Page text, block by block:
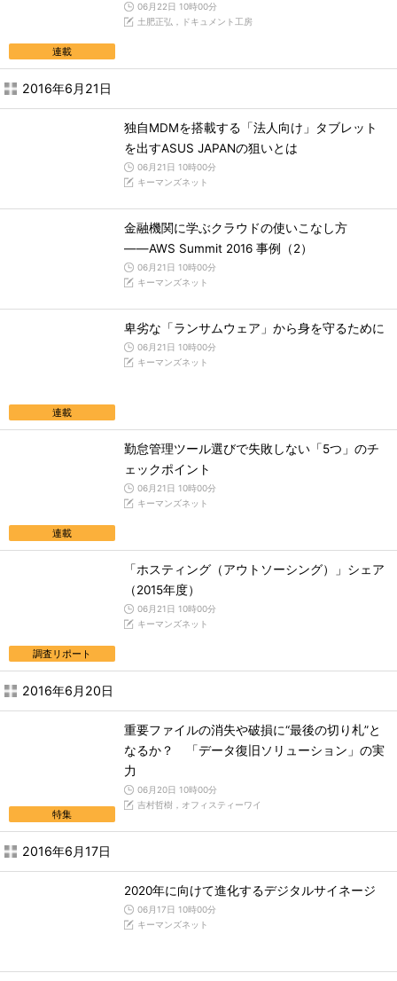
連載
06月22日 10時00分
土肥正弘，ドキュメント工房
2016年6月21日
独自MDMを搭載する「法人向け」タブレット
を出すASUS JAPANの狙いとは
06月21日 10時00分
キーマンズネット
金融機関に学ぶクラウドの使いこなし方
――AWS Summit 2016 事例（2）
06月21日 10時00分
キーマンズネット
連載
卑劣な「ランサムウェア」から身を守るために
06月21日 10時00分
キーマンズネット
連載
勤怠管理ツール選びで失敗しない「5つ」のチ
ェックポイント
06月21日 10時00分
キーマンズネット
調査リポート
「ホスティング（アウトソーシング）」シェア
（2015年度）
06月21日 10時00分
キーマンズネット
2016年6月20日
特集
重要ファイルの消失や破損に“最後の切り札”と
なるか？ 「データ復旧ソリューション」の実
力
06月20日 10時00分
吉村哲樹，オフィスティーワイ
2016年6月17日
2020年に向けて進化するデジタルサイネージ
06月17日 10時00分
キーマンズネット